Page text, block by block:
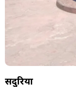
सिंदुरिया